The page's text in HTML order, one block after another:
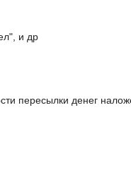
и др
пересылки денег